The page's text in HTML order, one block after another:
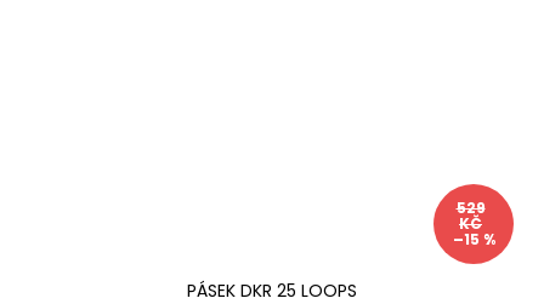
529
KČ
–15 %
PÁSEK DKR 25 LOOPS